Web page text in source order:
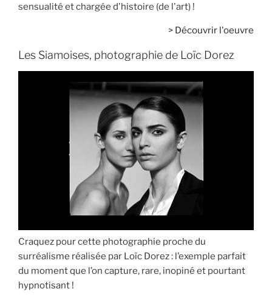
sensualité et chargée d'histoire (de l'art) !
> Découvrir l'oeuvre
Les Siamoises, photographie de Loïc Dorez
Craquez pour cette photographie proche du
surréalisme réalisée par Loïc Dorez : l’exemple parfait
du moment que l’on capture, rare, inopiné et pourtant
hypnotisant !